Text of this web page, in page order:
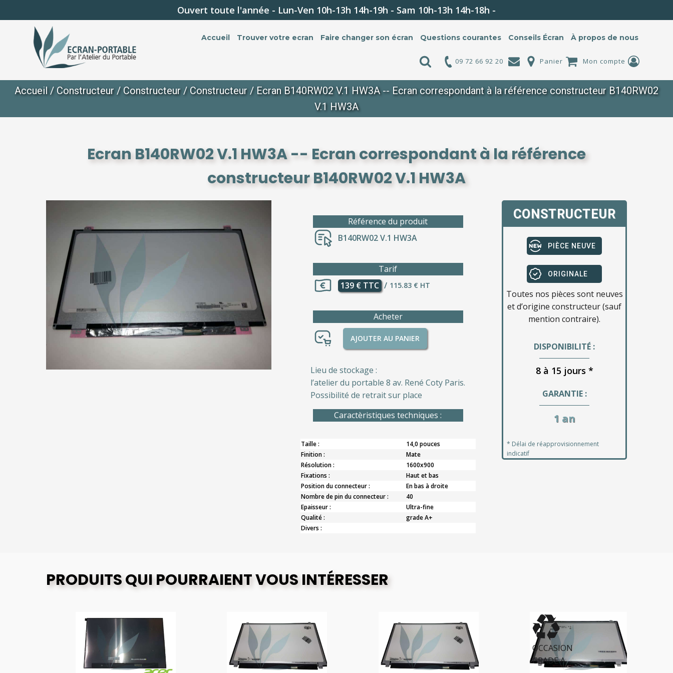
Ouvert toute l'année - Lun-Ven 10h-13h 14h-19h - Sam 10h-13h 14h-18h -
Accueil Trouver votre ecran Faire changer son écran Questions courantes Conseils Écran À propos de nous
09 72 66 92 20 Panier Mon compte
Accueil/ Constructeur / Constructeur / Constructeur / Ecran B140RW02 V.1 HW3A -- Ecran correspondant à la référence constructeur B140RW02
V.1 HW3A
Ecran B140RW02 V.1 HW3A -- Ecran correspondant à la référence
constructeur B140RW02 V.1 HW3A
Référence du produit
B140RW02 V.1 HW3A
Tarif
139 € TTC / 115.83 € HT
Acheter
AJOUTER AU PANIER
Lieu de stockage :
l’atelier du portable 8 av. René Coty Paris.
Possibilité de retrait sur place
Caractèristiques techniques :
Taille :
14,0 pouces
Finition :
Mate
Résolution :
1600x900
Fixations :
Haut et bas
Position du connecteur :
En bas à droite
Nombre de pin du connecteur :
40
Epaisseur :
Ultra-fine
Qualité :
grade A+
Divers :
CONSTRUCTEUR
PIÈCE NEUVE
ORIGINALE
Toutes nos pièces sont neuves
et d’origine constructeur (sauf
mention contraire).
DISPONIBILITÉ :
8 à 15 jours *
GARANTIE :
1 an
* Délai de réapprovisionnement
indicatif
PRODUITS QUI POURRAIENT VOUS INTÉRESSER
OCCASION
GRADE A